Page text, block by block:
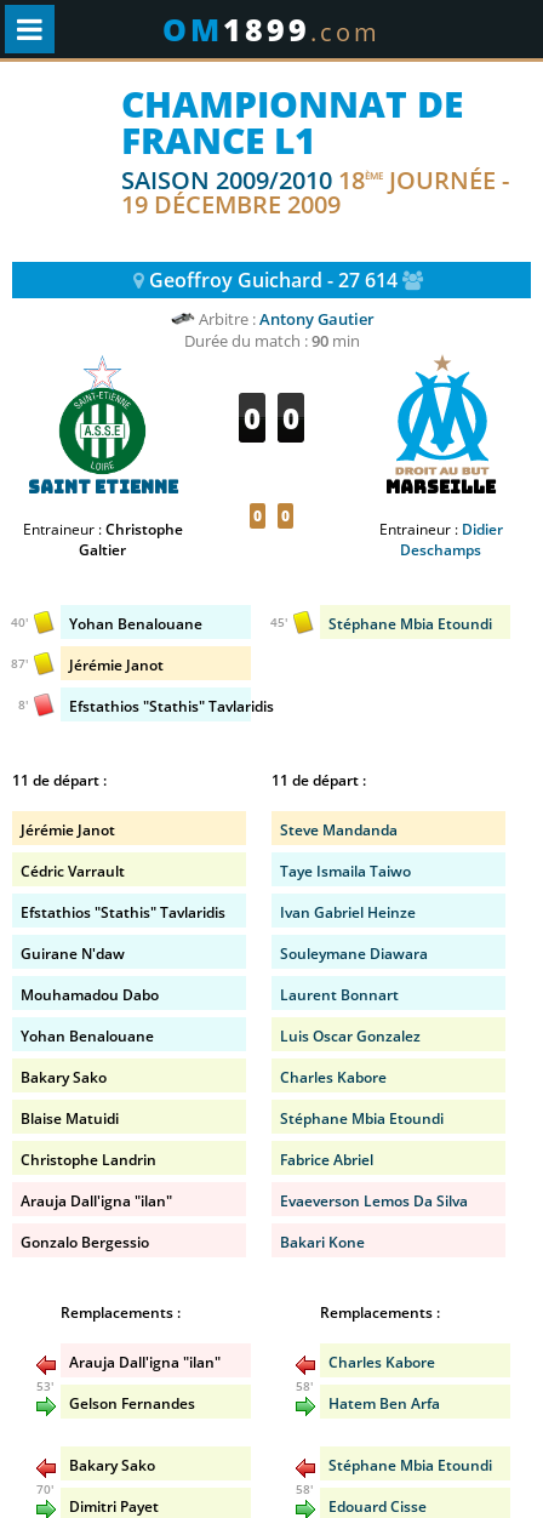
OM1899.com
CHAMPIONNAT DE
FRANCE L1
SAISON 2009/2010 18ÈME JOURNÉE -
19 DÉCEMBRE 2009
Geoffroy Guichard - 27 614
Arbitre :Antony Gautier
Durée du match :90min
Saint Etienne
Entraineur :Christophe
Galtier
0 0
0 0
Marseille
Entraineur : Didier
Deschamps
Yohan Benalouane
40'
Jérémie Janot
87'
Efstathios "Stathis" Tavlaridis
8'
Stéphane Mbia Etoundi
45'
11 de départ :
Jérémie Janot
Cédric Varrault
Efstathios "Stathis" Tavlaridis
Guirane N'daw
Mouhamadou Dabo
Yohan Benalouane
Bakary Sako
Blaise Matuidi
Christophe Landrin
Arauja Dall'igna "ilan"
Gonzalo Bergessio
11 de départ :
Steve Mandanda
Taye Ismaila Taiwo
Ivan Gabriel Heinze
Souleymane Diawara
Laurent Bonnart
Luis Oscar Gonzalez
Charles Kabore
Stéphane Mbia Etoundi
Fabrice Abriel
Evaeverson Lemos Da Silva
Bakari Kone
Remplacements :
Arauja Dall'igna "ilan"
53'
Gelson Fernandes
Bakary Sako
70'
Dimitri Payet
Remplacements :
Charles Kabore
58'
Hatem Ben Arfa
Stéphane Mbia Etoundi
58'
Edouard Cisse